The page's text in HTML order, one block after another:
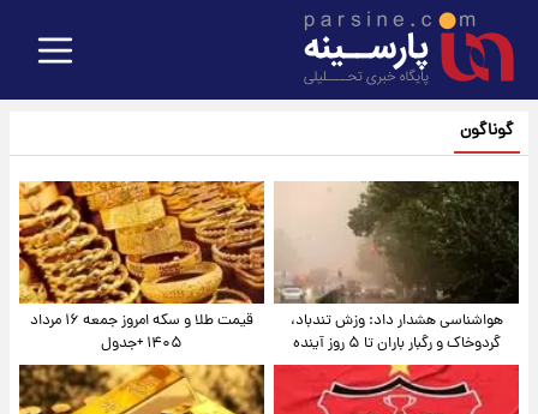
گوناگون
هواشناسی هشدار داد: وزش تندباد،
گردوخاک و رگبار باران تا ۵ روز آینده
قیمت طلا و سکه امروز جمعه ۱۶ مرداد
۱۴۰۵ +جدول